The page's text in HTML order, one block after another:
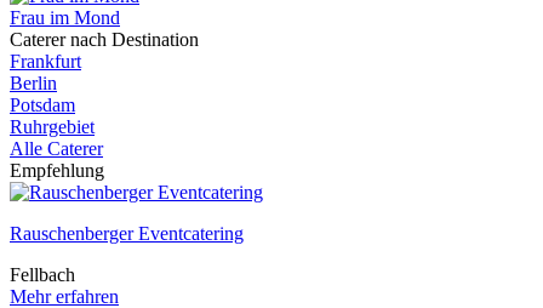
Frau im Mond
Caterer nach Destination
Frankfurt
Berlin
Potsdam
Ruhrgebiet
Alle Caterer
Empfehlung
Rauschenberger Eventcatering
Fellbach
Mehr erfahren